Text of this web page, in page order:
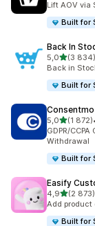
Lift AOV via
Built for
Back In
5,0/ 5 tähteä
(3 834)
3834
Back in
Built for
Consentmo
5,0/ 5 tähteä
(1 872)
1872 •
GDPR/
Withdrawal
Built for
Easify
4,9/ 5 tähteä
(2 873)
2873
Add product
Built for